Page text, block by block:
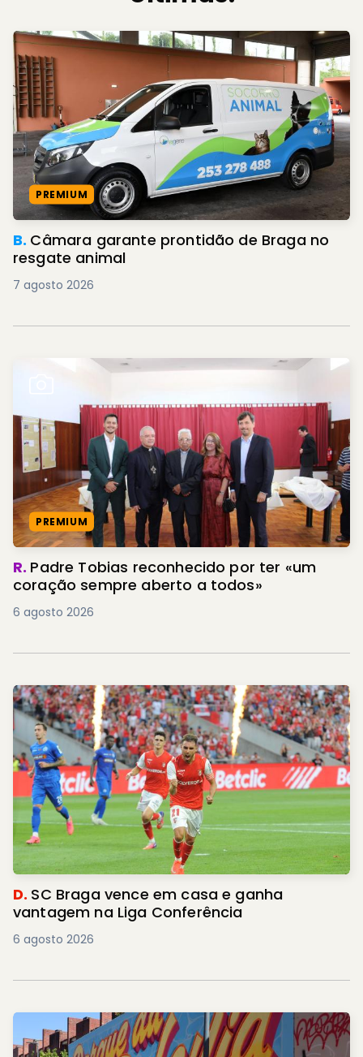
PREMIUM
B. Câmara garante prontidão de Braga no
resgate animal
7 agosto 2026
PREMIUM
R. Padre Tobias reconhecido por ter «um
coração sempre aberto a todos»
6 agosto 2026
D. SC Braga vence em casa e ganha
vantagem na Liga Conferência
6 agosto 2026